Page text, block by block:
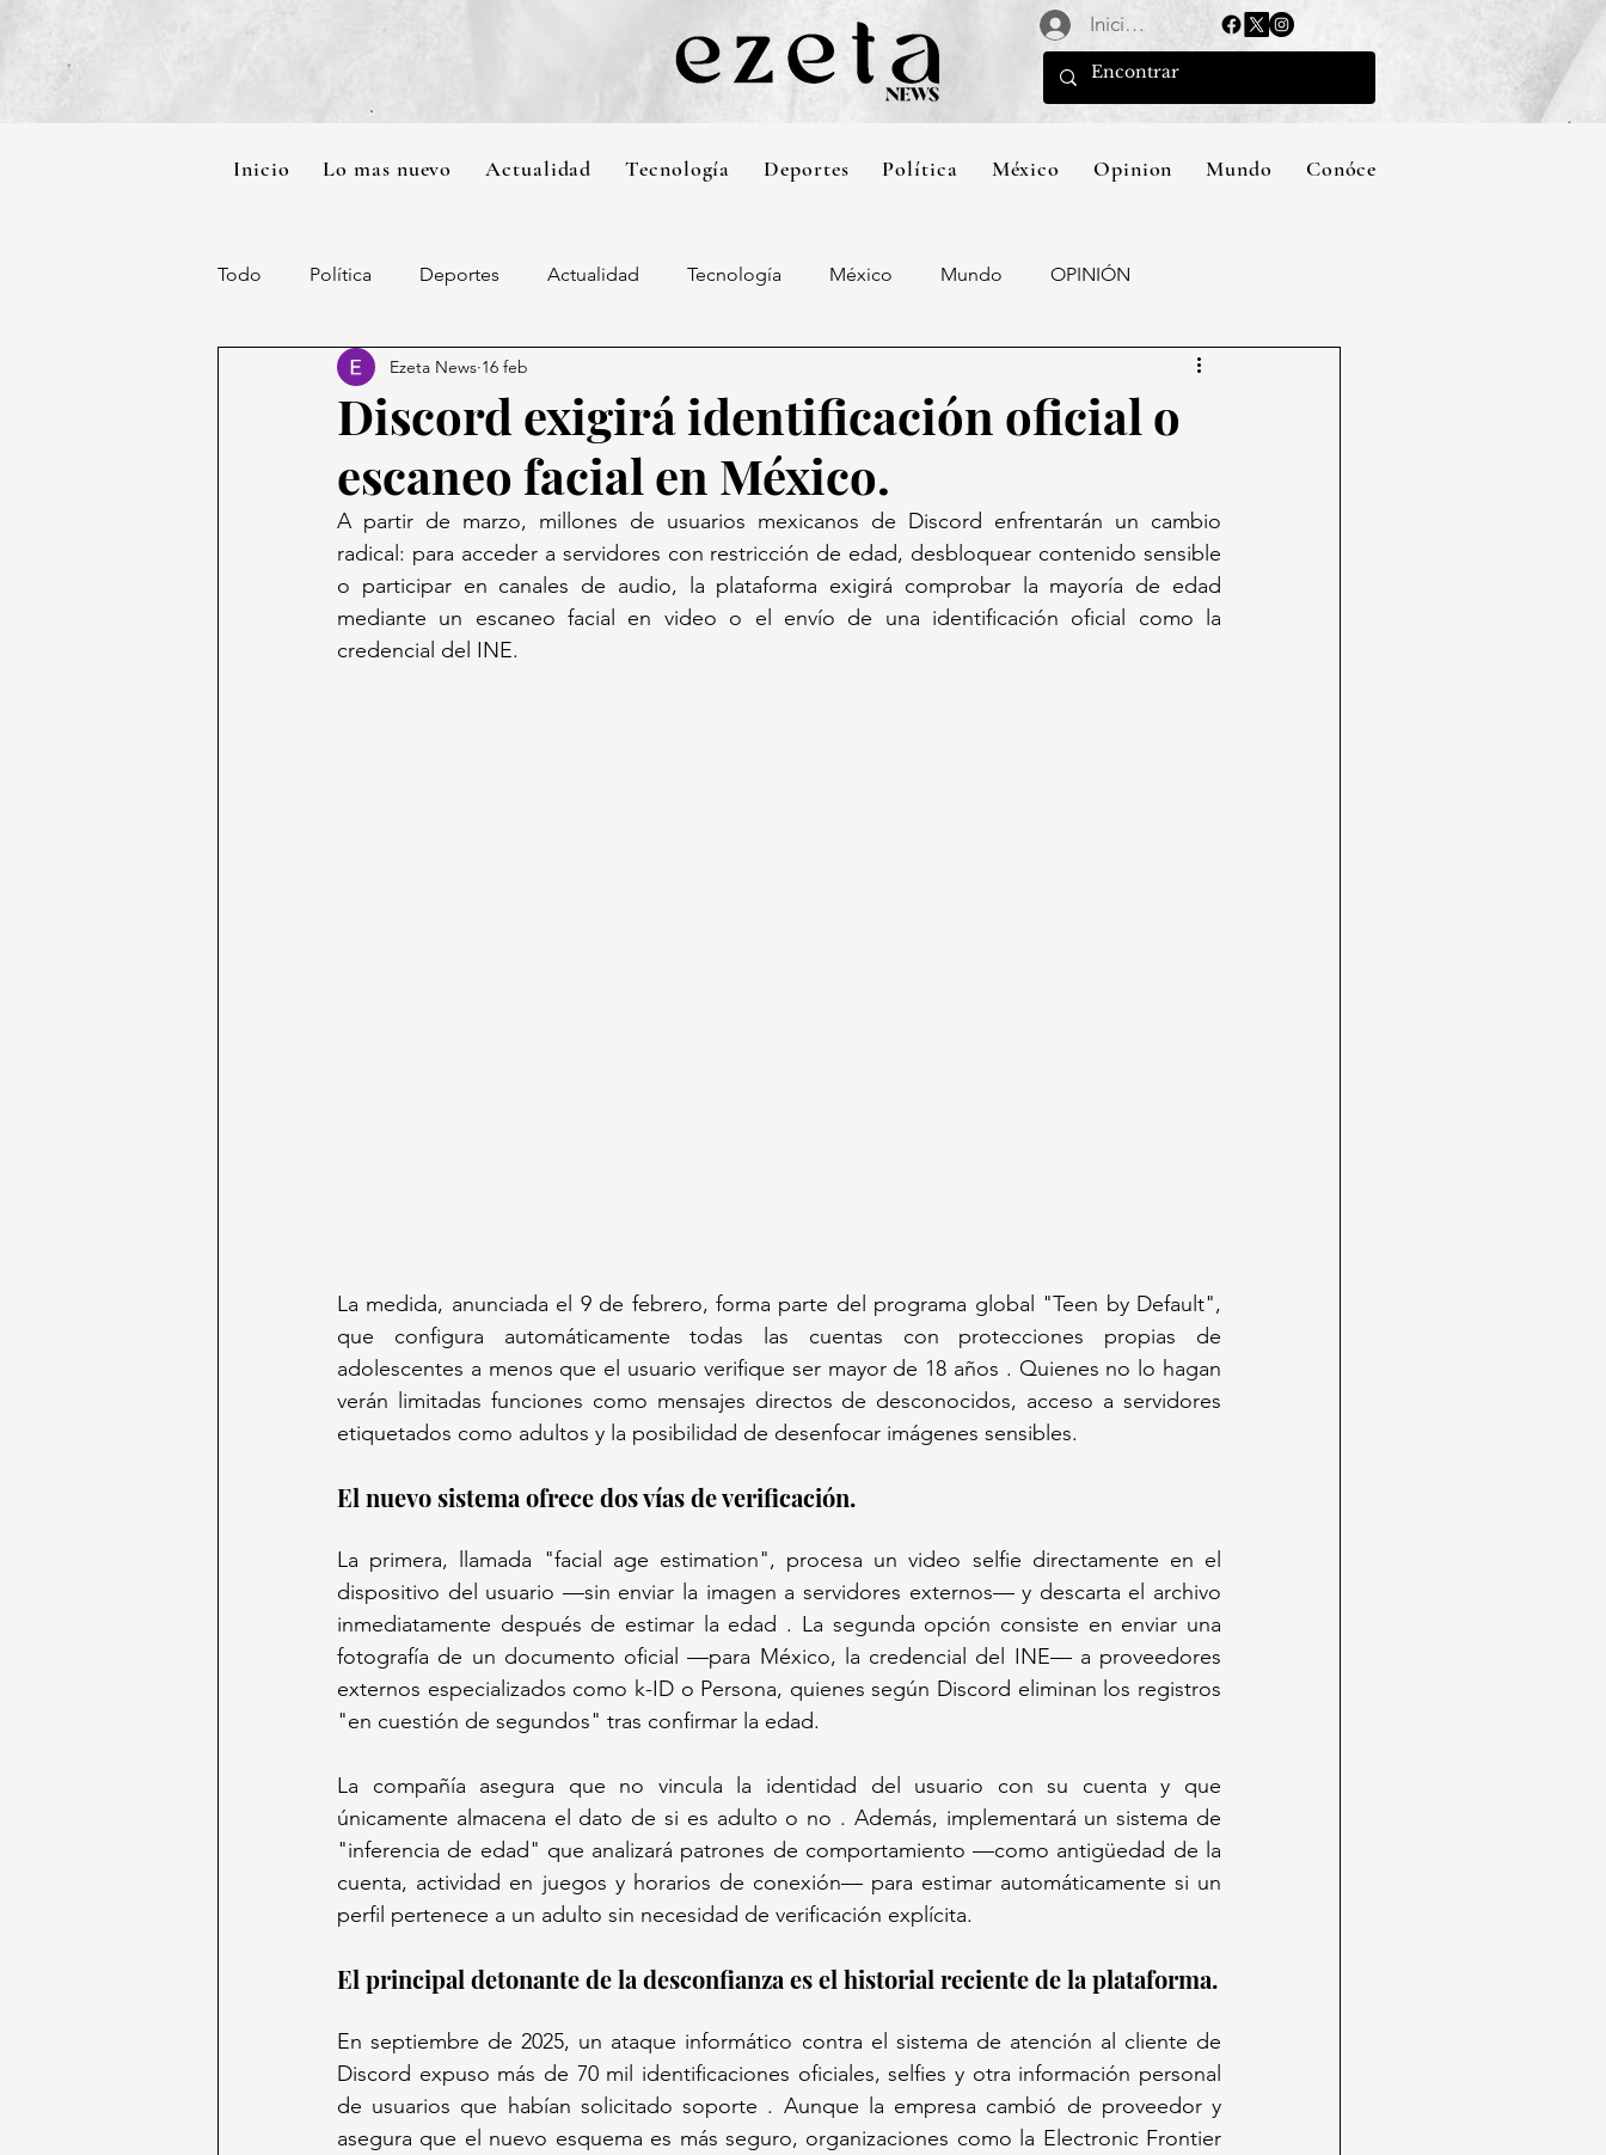
Iniciar sesión
Inicio Lo mas nuevo Actualidad Tecnología Deportes Política México Opinion Mundo Conócenos
Todo Política Deportes Actualidad Tecnología México Mundo OPINIÓN
Discord exigirá identificación oficial o
escaneo facial en México.
Ezeta News 16 feb
A partir de marzo, millones de usuarios mexicanos de Discord enfrentarán un cambio
radical: para acceder a servidores con restricción de edad, desbloquear contenido sensible
o participar en canales de audio, la plataforma exigirá comprobar la mayoría de edad
mediante un escaneo facial en video o el envío de una identificación oficial como la
credencial del INE.
La medida, anunciada el 9 de febrero, forma parte del programa global "Teen by Default",
que configura automáticamente todas las cuentas con protecciones propias de
adolescentes a menos que el usuario verifique ser mayor de 18 años . Quienes no lo hagan
verán limitadas funciones como mensajes directos de desconocidos, acceso a servidores
etiquetados como adultos y la posibilidad de desenfocar imágenes sensibles.
El nuevo sistema ofrece dos vías de verificación.
La primera, llamada "facial age estimation", procesa un video selfie directamente en el
dispositivo del usuario —sin enviar la imagen a servidores externos— y descarta el archivo
inmediatamente después de estimar la edad . La segunda opción consiste en enviar una
fotografía de un documento oficial —para México, la credencial del INE— a proveedores
externos especializados como k-ID o Persona, quienes según Discord eliminan los registros
"en cuestión de segundos" tras confirmar la edad.
La compañía asegura que no vincula la identidad del usuario con su cuenta y que
únicamente almacena el dato de si es adulto o no . Además, implementará un sistema de
"inferencia de edad" que analizará patrones de comportamiento —como antigüedad de la
cuenta, actividad en juegos y horarios de conexión— para estimar automáticamente si un
perfil pertenece a un adulto sin necesidad de verificación explícita.
En septiembre de 2025, un ataque informático contra el sistema de atención al cliente de
Discord expuso más de 70 mil identificaciones oficiales, selfies y otra información personal
de usuarios que habían solicitado soporte . Aunque la empresa cambió de proveedor y
asegura que el nuevo esquema es más seguro, organizaciones como la Electronic Frontier